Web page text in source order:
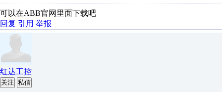
可以在ABB官网里面下载吧
回复 引用 举报
红达工控
关注 私信